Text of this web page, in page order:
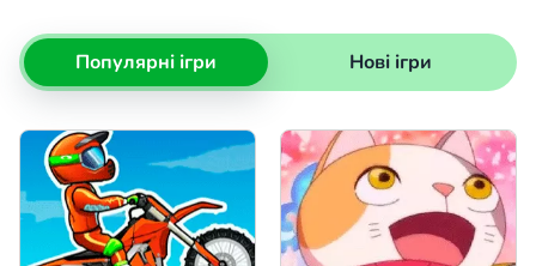
Популярні ігри Нові ігри